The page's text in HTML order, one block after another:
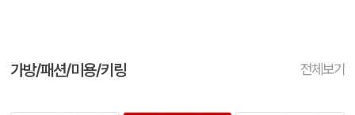
가방/패션/미용/키링 전체보기